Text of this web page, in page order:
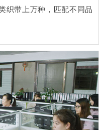
织带上万种，匹配不同品